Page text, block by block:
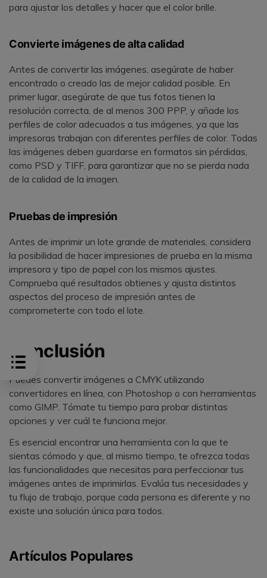
para ajustar los detalles y hacer que el color brille.
Convierte imágenes de alta calidad
Antes de convertir las imágenes, asegúrate de haber
encontrado o creado las de mejor calidad posible. En
primer lugar, asegúrate de que tus fotos tienen la
resolución correcta, de al menos 300 PPP, y añade los
perfiles de color adecuados a tus imágenes, ya que las
impresoras trabajan con diferentes perfiles de color. Todas
las imágenes deben guardarse en formatos sin pérdidas,
como PSD y TIFF, para garantizar que no se pierda nada
de la calidad de la imagen.
Pruebas de impresión
Antes de imprimir un lote grande de materiales, considera
la posibilidad de hacer impresiones de prueba en la misma
impresora y tipo de papel con los mismos ajustes.
Comprueba qué resultados obtienes y ajusta distintos
aspectos del proceso de impresión antes de
comprometerte con todo el lote.
Conclusión
Puedes convertir imágenes a CMYK utilizando
convertidores en línea, con Photoshop o con herramientas
como GIMP. Tómate tu tiempo para probar distintas
opciones y ver cuál te funciona mejor.
Es esencial encontrar una herramienta con la que te
sientas cómodo y que, al mismo tiempo, te ofrezca todas
las funcionalidades que necesitas para perfeccionar tus
imágenes antes de imprimirlas. Evalúa tus necesidades y
tu flujo de trabajo, porque cada persona es diferente y no
existe una solución única para todos.
Artículos Populares